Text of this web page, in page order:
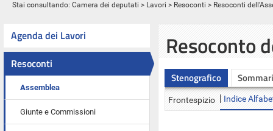
Stai consultando: Camera dei deputati > Lavori > Resoconti > Resoconti
Agenda dei Lavori
Resoconti
Assemblea
Giunte e Commissioni
Resoconto
Stenografico
Frontespizio Indice